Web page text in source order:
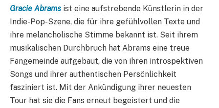
Gracie Abrams ist eine aufstrebende Künstlerin in der
Indie-Pop-Szene, die für ihre gefühlvollen Texte und
ihre melancholische Stimme bekannt ist. Seit ihrem
musikalischen Durchbruch hat Abrams eine treue
Fangemeinde aufgebaut, die von ihren introspektiven
Songs und ihrer authentischen Persönlichkeit
fasziniert ist. Mit der Ankündigung ihrer neuesten
Tour hat sie die Fans erneut begeistert und die